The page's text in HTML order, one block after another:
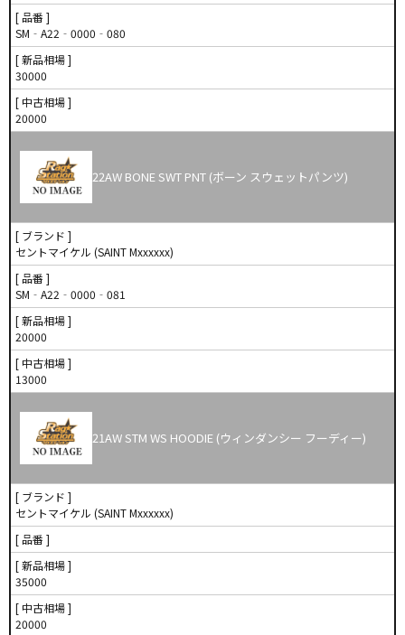
[ 品番 ]
SM‐A22‐0000‐080
[ 新品相場 ]
30000
[ 中古相場 ]
20000
22AW BONE SWT PNT (ボーン スウェットパンツ)
[ ブランド ]
セントマイケル (SAINT Mxxxxxx)
[ 品番 ]
SM‐A22‐0000‐081
[ 新品相場 ]
20000
[ 中古相場 ]
13000
21AW STM WS HOODIE (ウィンダンシー フーディー)
[ ブランド ]
セントマイケル (SAINT Mxxxxxx)
[ 品番 ]
[ 新品相場 ]
35000
[ 中古相場 ]
20000